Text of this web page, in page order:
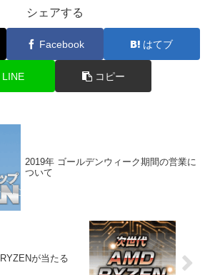
シェアする
Facebook はてブ
LINE コピー
2019年 ゴールデンウィーク期間の営業に
ついて
が当たる